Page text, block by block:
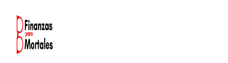
contenido